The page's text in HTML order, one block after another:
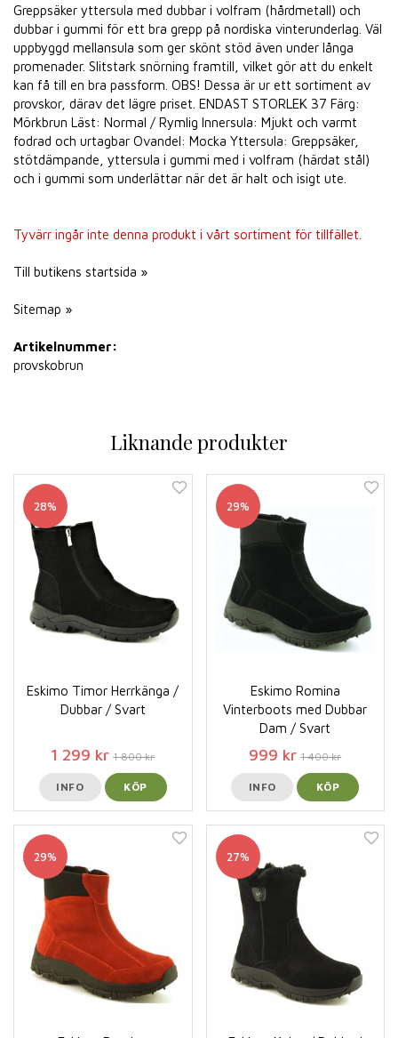
Greppsäker yttersula med dubbar i volfram (hårdmetall) och
dubbar i gummi för ett bra grepp på nordiska vinterunderlag. Väl
uppbyggd mellansula som ger skönt stöd även under långa
promenader. Slitstark snörning framtill, vilket gör att du enkelt
kan få till en bra passform. OBS! Dessa är ur ett sortiment av
provskor, därav det lägre priset. ENDAST STORLEK 37 Färg:
Mörkbrun Läst: Normal / Rymlig Innersula: Mjukt och varmt
fodrad och urtagbar Ovandel: Mocka Yttersula: Greppsäker,
stötdämpande, yttersula i gummi med i volfram (härdat stål)
och i gummi som underlättar när det är halt och isigt ute.
Tyvärr ingår inte denna produkt i vårt sortiment för tillfället.
Till butikens startsida »
Sitemap »
Artikelnummer:
provskobrun
Liknande produkter
28%
Eskimo Timor Herrkänga /
Dubbar / Svart
1 299 kr 1 800 kr
INFO KÖP
29%
Eskimo Romina
Vinterboots med Dubbar
Dam / Svart
999 kr 1 400 kr
INFO KÖP
29% 27%